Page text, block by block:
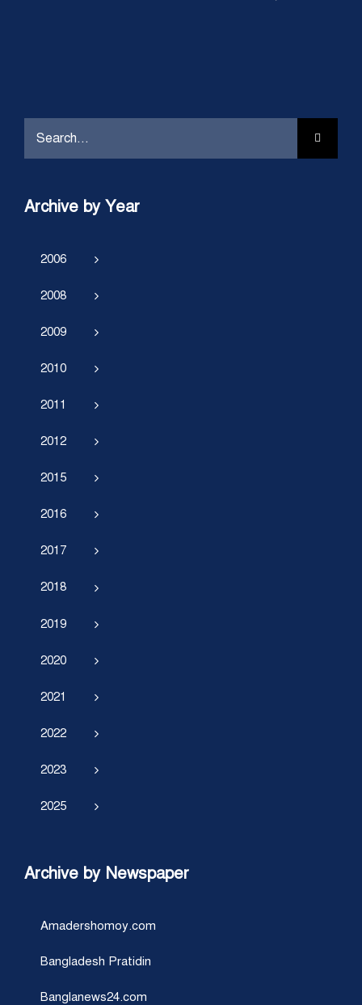
Archive by Year
2006
2008
2009
2010
2011
2012
2015
2016
2017
2018
2019
2020
2021
2022
2023
2025
Archive by Newspaper
Amadershomoy.com
Bangladesh Pratidin
Banglanews24.com